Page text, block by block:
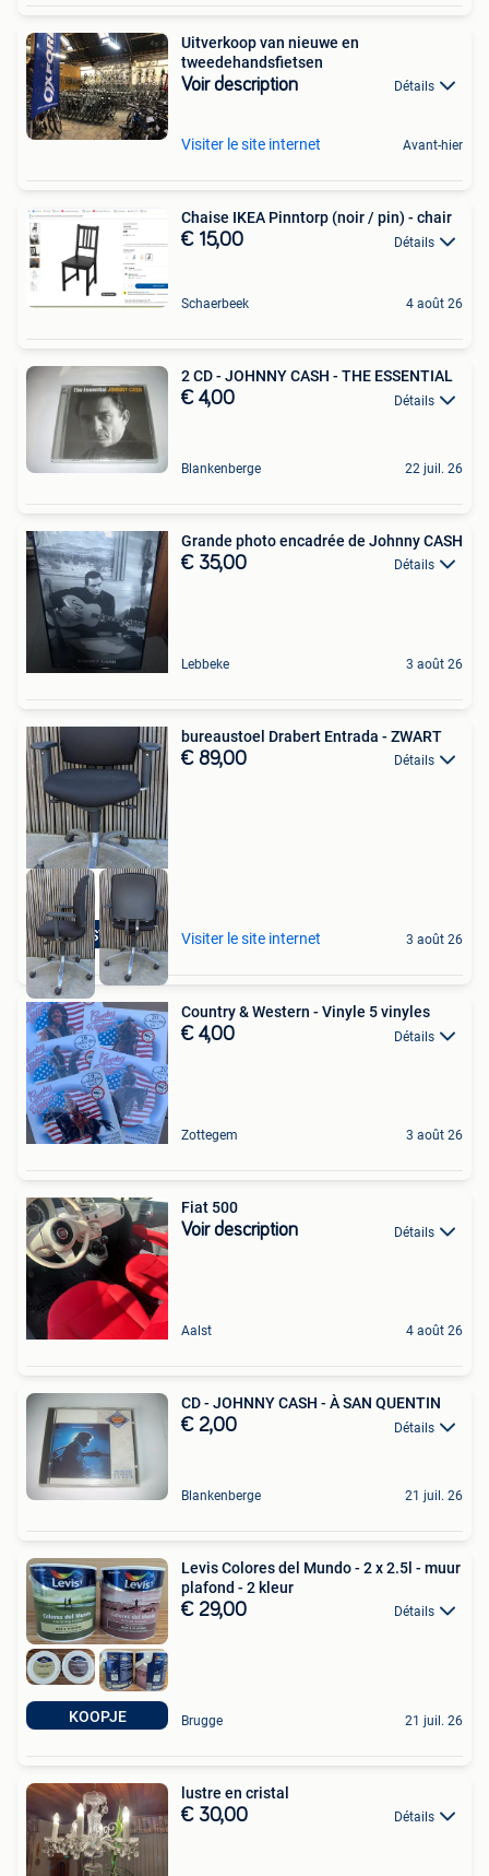
Uitverkoop van nieuwe en
tweedehandsfietsen
Voir description Détails
Visiter le site internet Avant-hier
Chaise IKEA Pinntorp (noir / pin) - chair
€ 15,00 Détails
Schaerbeek 4 août 26
2 CD - JOHNNY CASH - THE ESSENTIAL
€ 4,00 Détails
Blankenberge 22 juil. 26
Grande photo encadrée de Johnny CASH
€ 35,00 Détails
Lebbeke 3 août 26
TOPSTOEL
bureaustoel Drabert Entrada - ZWART
€ 89,00 Détails
Visiter le site internet 3 août 26
Country & Western - Vinyle 5 vinyles
€ 4,00 Détails
Zottegem 3 août 26
Fiat 500
Voir description Détails
Aalst 4 août 26
CD - JOHNNY CASH - À SAN QUENTIN
€ 2,00 Détails
Blankenberge 21 juil. 26
KOOPJE
Levis Colores del Mundo - 2 x 2.5l - muur
plafond - 2 kleur
€ 29,00 Détails
Brugge 21 juil. 26
lustre en cristal
€ 30,00 Détails